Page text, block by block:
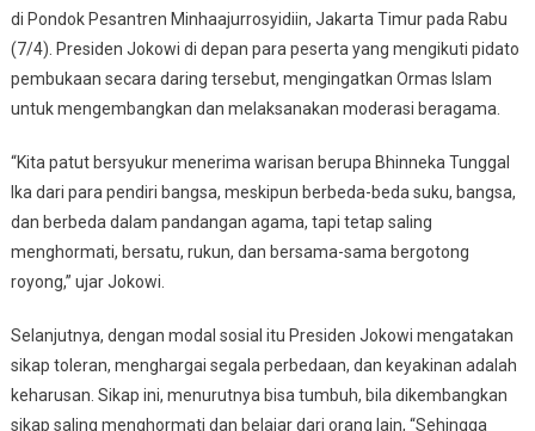
di Pondok Pesantren Minhaajurrosyidiin, Jakarta Timur pada Rabu
(7/4). Presiden Jokowi di depan para peserta yang mengikuti pidato
pembukaan secara daring tersebut, mengingatkan Ormas Islam
untuk mengembangkan dan melaksanakan moderasi beragama.
“Kita patut bersyukur menerima warisan berupa Bhinneka Tunggal
Ika dari para pendiri bangsa, meskipun berbeda-beda suku, bangsa,
dan berbeda dalam pandangan agama, tapi tetap saling
menghormati, bersatu, rukun, dan bersama-sama bergotong
royong,” ujar Jokowi.
Selanjutnya, dengan modal sosial itu Presiden Jokowi mengatakan
sikap toleran, menghargai segala perbedaan, dan keyakinan adalah
keharusan. Sikap ini, menurutnya bisa tumbuh, bila dikembangkan
sikap saling menghormati dan belajar dari orang lain, “Sehingga